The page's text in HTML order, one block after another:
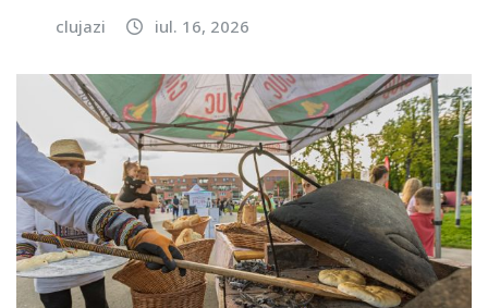
clujazi iul. 16, 2026